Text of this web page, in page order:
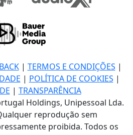
| TERMOS E CONDIÇÕES |
| POLÍTICA DE COOKIES |
| TRANSPARÊNCIA
Holdings, Unipessoal Lda.
reprodução sem
proibida. Todos os